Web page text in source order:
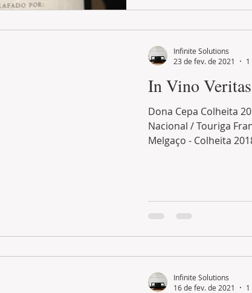
In Vino Veritas
Dona Cepa Colheita
Nacional / Touriga
Melgaço - Colheita
Infinite Solutions
23 de fev. de 2021
Infinite Solutions
16 de fev. de 2021